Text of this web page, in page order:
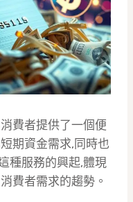
費者提供了一個便
期資金需求,同時也
種服務的興起,體現
費者需求的趨勢。